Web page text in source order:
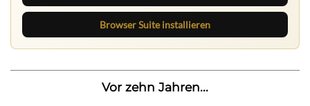
Browser Suite installieren
Vor zehn Jahren...